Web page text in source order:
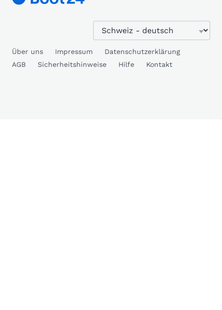
Über uns Impressum
Datenschutzerklärung
AGB
Sicherheitshinweise Hilfe Kontakt